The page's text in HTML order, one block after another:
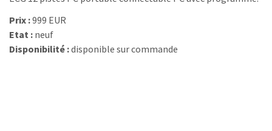
Prix :999 EUR
Etat : neuf
Disponibilité :disponible sur commande